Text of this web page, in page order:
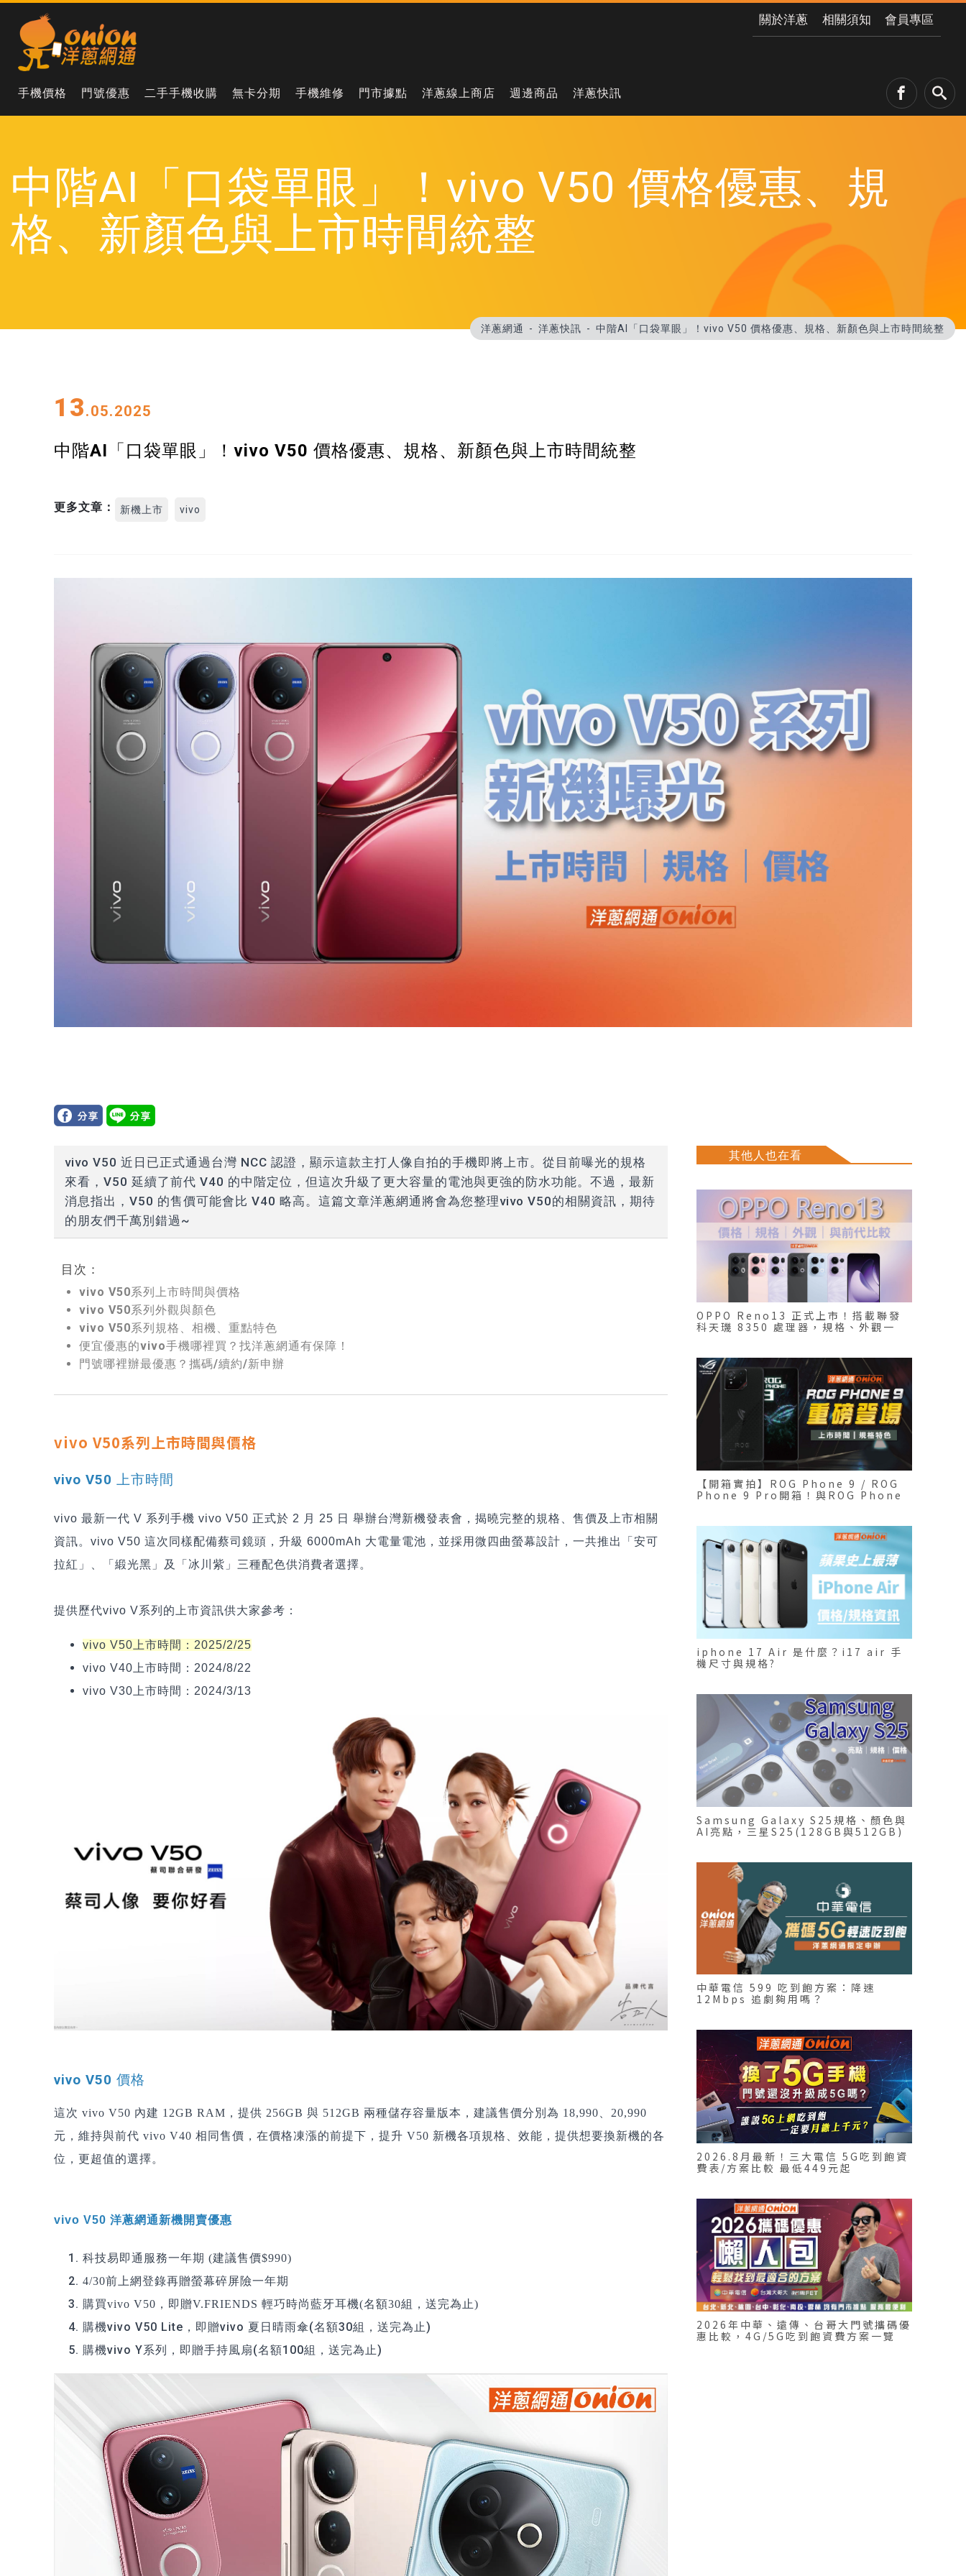
關於洋蔥 相關須知 會員專區
手機價格 門號優惠 二手手機收購 無卡分期 手機維修 門市據點 洋蔥線上商店 週邊商品 洋蔥快訊
中階AI「口袋單眼」！vivo V50 價格優惠、規
格、新顏色與上市時間統整
洋蔥網通 洋蔥快訊 中階AI「口袋單眼」！vivo V50 價格優惠、規格、新顏色與上市時間統整
13.05.2025
中階AI「口袋單眼」！vivo V50 價格優惠、規格、新顏色與上市時間統整
更多文章： 新機上市 vivo
vivo V50 近日已正式通過台灣 NCC 認證，顯示這款主打人像自拍的手機即將上市。從目前曝光的規格
來看，V50 延續了前代 V40 的中階定位，但這次升級了更大容量的電池與更強的防水功能。不過，最新
消息指出，V50 的售價可能會比 V40 略高。這篇文章洋蔥網通將會為您整理vivo V50的相關資訊，期待
的朋友們千萬別錯過~
目次：
vivo V50系列上市時間與價格
vivo V50系列外觀與顏色
vivo V50系列規格、相機、重點特色
便宜優惠的vivo手機哪裡買？找洋蔥網通有保障！
門號哪裡辦最優惠？攜碼/續約/新申辦
vivo V50系列上市時間與價格
vivo V50 上市時間
vivo 最新一代 V 系列手機 vivo V50 正式於 2 月 25 日 舉辦台灣新機發表會，揭曉完整的規格、售價及上市相關
資訊。vivo V50 這次同樣配備蔡司鏡頭，升級 6000mAh 大電量電池，並採用微四曲螢幕設計，一共推出「安可
拉紅」、「緞光黑」及「冰川紫」三種配色供消費者選擇。
提供歷代vivo V系列的上市資訊供大家參考：
vivo V50 上市時間：2025/2/25
vivo V40 上市時間：2024/8/22
vivo V30 上市時間：2024/3/13
vivo V50 價格
這次 vivo V50 內建 12GB RAM，提供 256GB 與 512GB 兩種儲存容量版本，建議售價分別為 18,990、20,990
元，維持與前代 vivo V40 相同售價，在價格凍漲的前提下，提升 V50 新機各項規格、效能，提供想要換新機的各
位，更超值的選擇。
vivo V50 洋蔥網通新機開賣優惠
科技易即通服務一年期 (建議售價$990)
4/30前上網登錄再贈螢幕碎屏險一年期
購買vivo V50，即贈V.FRIENDS 輕巧時尚藍牙耳機(名額30組，送完為止)
購機vivo V50 Lite，即贈vivo 夏日晴雨傘(名額30組，送完為止)
購機vivo Y系列，即贈手持風扇(名額100組，送完為止)
其他人也在看
OPPO Reno13 正式上市！搭載聯發
科天璣 8350 處理器，規格、外觀一
【開箱實拍】ROG Phone 9 / ROG
Phone 9 Pro開箱！與ROG Phone
iphone 17 Air 是什麼？i17 air 手
機尺寸與規格?
Samsung Galaxy S25規格、顏色與
AI亮點，三星S25(128GB與512GB)
中華電信 599 吃到飽方案：降速
12Mbps 追劇夠用嗎？
2026.8月最新！三大電信 5G吃到飽資
費表/方案比較 最低449元起
2026年中華、遠傳、台哥大門號攜碼優
惠比較，4G/5G吃到飽資費方案一覽